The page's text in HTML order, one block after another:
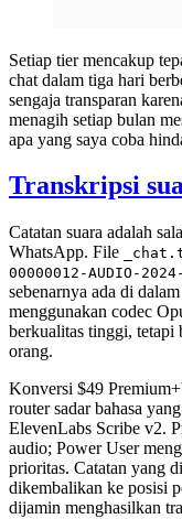
Setiap tier mencakup
chat dalam tiga hari
sengaja transparan
menagih setiap bulan
apa yang saya coba
Transkripsi
Catatan suara adalah
WhatsApp. File
00000012-AUDIO-
sebenarnya ada di
menggunakan codec
berkualitas tinggi, tetapi
orang.
Konversi $49
router sadar bahasa
ElevenLabs Scribe v2.
audio; Power User
prioritas. Catatan yang
dikembalikan ke posisi
dijamin menghasilkan